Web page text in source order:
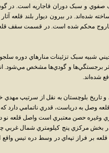
صفوي و سبک دوران قاجاريه است. در
شده‌اند. در بيرون ديوار بلند قلعه
محکم شده است. در قسمت سقف قلعه
چيني شبيه سبک تزئينات منارهاي دوره
شده‌اند.
و تاريخ بلوچستان به نقل از سرتيپ
وصل به درياست، قدري ناتمامي دارد که
در بخش مرکزي پنج کيلومتري شمال غربي
بر فراز تپه‌اي در وسط دره تيس واقع